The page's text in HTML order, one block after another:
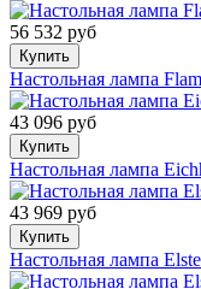
56 532 руб
Купить
Настольная лампа
43 096 руб
Купить
Настольная лампа
43 969 руб
Купить
Настольная лампа